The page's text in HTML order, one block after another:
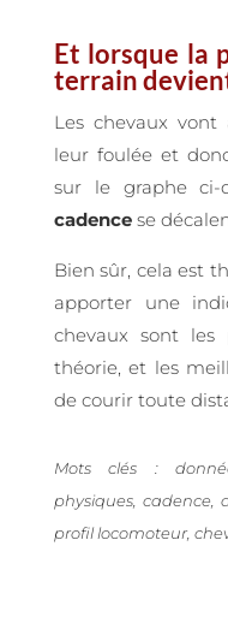
Et lorsque la
terrain
Les chevaux
leur foulée et
sur le graphe ci-
cadencese
Bien sûr, cela est
apporter une
chevaux sont
théorie, et les
de courir toute
Mots clés :
physiques, cadence,
profil locomoteur,